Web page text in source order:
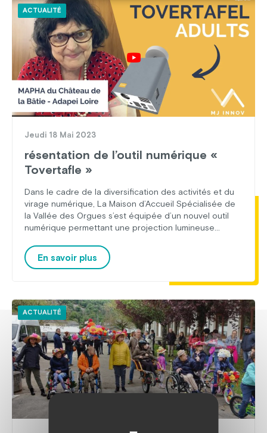
ACTUALITÉ
Jeudi 18 Mai 2023
résentation de l’outil numérique «
Tovertafle »
Dans le cadre de la diversification des activités et du
virage numérique, La Maison d’Accueil Spécialisée de
la Vallée des Orgues s’est équipée d’un nouvel outil
numérique permettant une projection lumineuse
résidants de la MAS. Cet outil va permettre de
répondre à l’exclusion numérique que peuvent
En savoir plus
ACTUALITÉ